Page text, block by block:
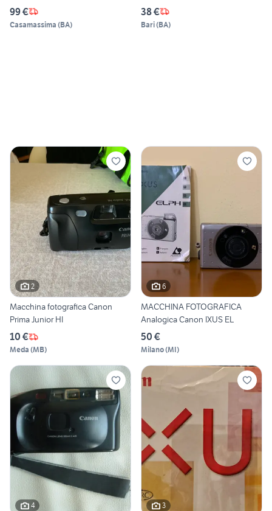
99 €
Casamassima (BA)
38 €
Bari(BA)
2
Macchina fotografica Canon
Prima Junior HI
10 €
Meda (MB)
6
MACCHINA FOTOGRAFICA
Analogica Canon IXUS EL
50 €
Milano(MI)
4 3